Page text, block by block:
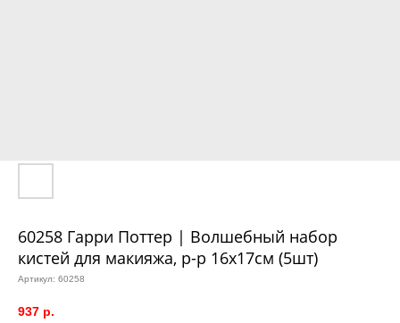
60258 Гарри Поттер | Волшебный набор
кистей для макияжа, р-р 16х17см (5шт)
Артикул: 60258
937 р.